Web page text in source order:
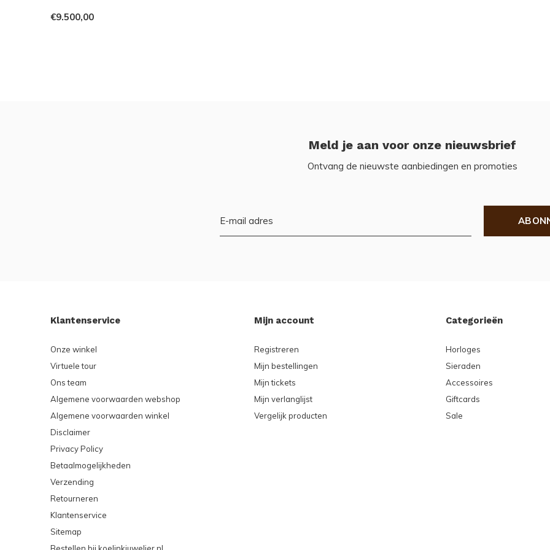
€9.500,00
Meld je aan voor onze nieuwsbrief
Ontvang de nieuwste aanbiedingen en promoties
Klantenservice
Onze winkel
Virtuele tour
Ons team
Algemene voorwaarden webshop
Algemene voorwaarden winkel
Disclaimer
Privacy Policy
Betaalmogelijkheden
Verzending
Retourneren
Klantenservice
Sitemap
Mijn account
Registreren
Mijn bestellingen
Mijn tickets
Mijn verlanglijst
Vergelijk producten
Categorieën
Horloges
Sieraden
Accessoires
Giftcards
Sale